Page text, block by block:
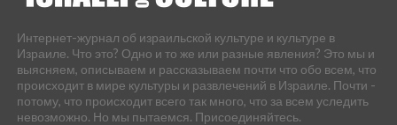
Интернет-журнал об израильской культуре и культуре в
Израиле. Что это? Одно и то же или разные явления? Это мы и
выясняем, описываем и рассказываем почти что обо всем, что
происходит в мире культуры и развлечений в Израиле. Почти -
потому, что происходит всего так много, что за всем уследить
невозможно. Но мы пытаемся. Присоединяйтесь.